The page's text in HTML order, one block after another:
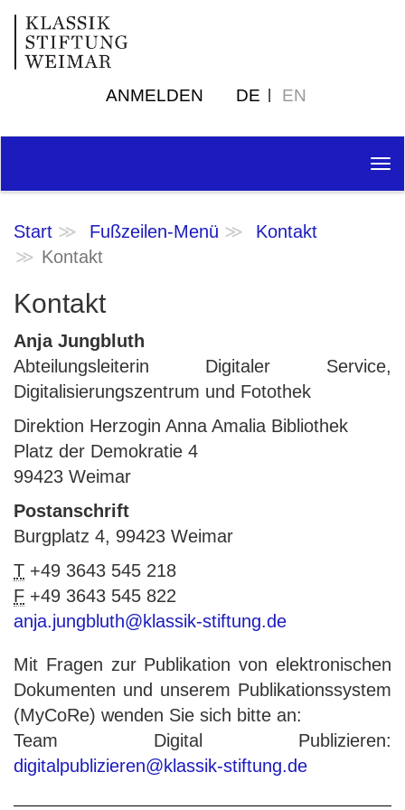
ANMELDEN DE EN
Start Fußzeilen-Menü
Kontakt
Kontakt
Kontakt
Anja Jungbluth
Abteilungsleiterin Digitaler Service,
Digitalisierungszentrum und Fotothek
Direktion Herzogin Anna Amalia Bibliothek
Platz der Demokratie 4
99423 Weimar
Postanschrift
Burgplatz 4, 99423 Weimar
T +49 3643 545 218
F +49 3643 545 822
anja.jungbluth@klassik-stiftung.de
Mit Fragen zur Publikation von elektronischen
Dokumenten und unserem Publikationssystem
(MyCoRe) wenden Sie sich bitte an:
Team Digital Publizieren:
digitalpublizieren@klassik-stiftung.de